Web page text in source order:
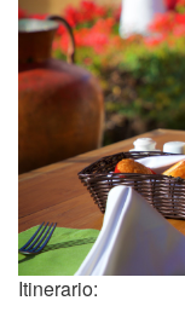
Itinerario: